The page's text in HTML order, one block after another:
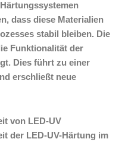
dass diese Materialien
stabil bleiben. Die
Funktionalität der
Dies führt zu einer
erschließt neue
von LED-UV
der LED-UV-Härtung im